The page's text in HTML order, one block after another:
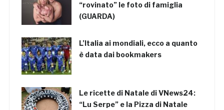
“rovinato” le foto di famiglia
(GUARDA)
L’Italia ai mondiali, ecco a quanto
è data dai bookmakers
Le ricette di Natale di VNews24:
“Lu Serpe” e la Pizza di Natale